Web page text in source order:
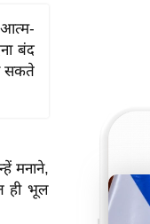
आत्म-
बंद
सकते
मनाने,
ही भूल